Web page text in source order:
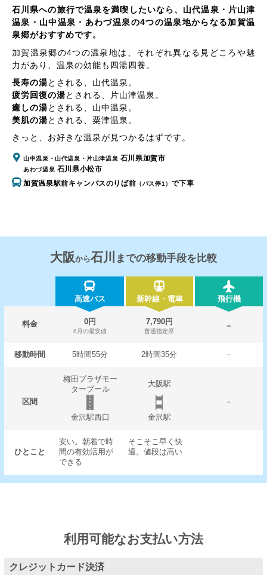
石川県への旅行で温泉を満喫したいなら、山代温泉・片山津
温泉・山中温泉・あわづ温泉の4つの温泉地からなる加賀温
泉郷がおすすめです。
加賀温泉郷の4つの温泉地は、それぞれ異なる見どころや魅
力があり、温泉の効能も四湯四養。
長寿の湯とされる、 山代温泉 。
疲労回復の湯とされる、 片山津温泉 。
癒しの湯とされる、 山中温泉 。
美肌の湯とされる、 粟津温泉 。
きっと、お好きな温泉が見つかるはずです。
山中温泉・山代温泉・片山津温泉 石川県加賀市
あわづ温泉 石川県小松市
加賀温泉駅前キャンバスのりば前 （バス停1） で下車
大阪から石川 までの移動手段を比較
高速バス 新幹線・電車 飛行機
料金 0円
8月の最安値
7,790円
普通指定席
－
移動時間 5時間55分 2時間35分 －
区間
梅田プラザモー
タープール
大阪駅
－
金沢駅西口
金沢駅
ひとこと
安い。朝着で時
間の有効活用が
できる
そこそこ早く快
適。値段は高い
利用可能なお支払い方法
クレジットカード決済